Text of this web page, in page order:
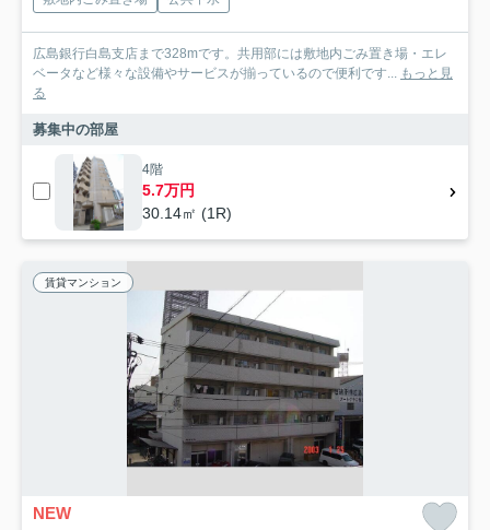
広島銀行白島支店まで328mです。共用部には敷地内ごみ置き場・エレ
ベータなど様々な設備やサービスが揃っているので便利です...
もっと見
る
募集中の部屋
4階
5.7万円
30.14㎡ (1R)
賃貸マンション
NEW